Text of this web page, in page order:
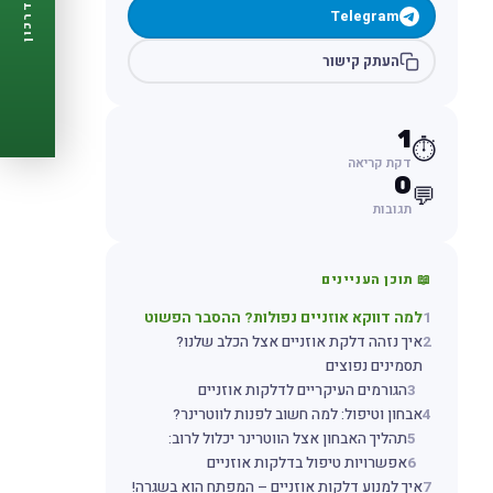
Telegram
העתק קישור
⏱️
1
דקת קריאה
💬
0
תגובות
📖 תוכן העניינים
1למה דווקא אוזניים נפולות? ההסבר הפשוט
2איך נזהה דלקת אוזניים אצל הכלב שלנו?
תסמינים נפוצים
3הגורמים העיקריים לדלקות אוזניים
4אבחון וטיפול: למה חשוב לפנות לווטרינר?
5תהליך האבחון אצל הווטרינר יכלול לרוב:
6אפשרויות טיפול בדלקות אוזניים
7איך למנוע דלקות אוזניים – המפתח הוא בשגרה!
דרכון